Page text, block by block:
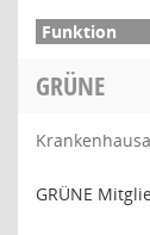
GRÜNE
GRÜNE